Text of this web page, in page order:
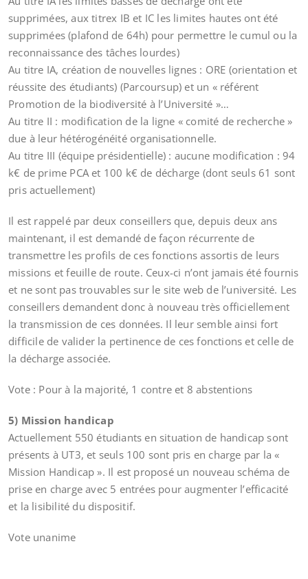
supprimées, aux titrex IB et IC les limites hautes ont été
supprimées (plafond de 64h) pour permettre le cumul ou la
reconnaissance des tâches lourdes)
Au titre IA, création de nouvelles lignes : ORE (orientation et
réussite des étudiants) (Parcoursup) et un « référent
Promotion de la biodiversité à l’Université »…
Au titre II : modification de la ligne « comité de recherche »
due à leur hétérogénéité organisationnelle.
Au titre III (équipe présidentielle) : aucune modification : 94
k€ de prime PCA et 100 k€ de décharge (dont seuls 61 sont
pris actuellement)
Il est rappelé par deux conseillers que, depuis deux ans
maintenant, il est demandé de façon récurrente de
transmettre les profils de ces fonctions assortis de leurs
missions et feuille de route. Ceux-ci n’ont jamais été fournis
et ne sont pas trouvables sur le site web de l’université. Les
conseillers demandent donc à nouveau très officiellement
la transmission de ces données. Il leur semble ainsi fort
difficile de valider la pertinence de ces fonctions et celle de
la décharge associée.
Vote : Pour à la majorité, 1 contre et 8 abstentions
5) Mission handicap
Actuellement 550 étudiants en situation de handicap sont
présents à UT3, et seuls 100 sont pris en charge par la «
Mission Handicap ». Il est proposé un nouveau schéma de
prise en charge avec 5 entrées pour augmenter l’efficacité
et la lisibilité du dispositif.
Vote unanime